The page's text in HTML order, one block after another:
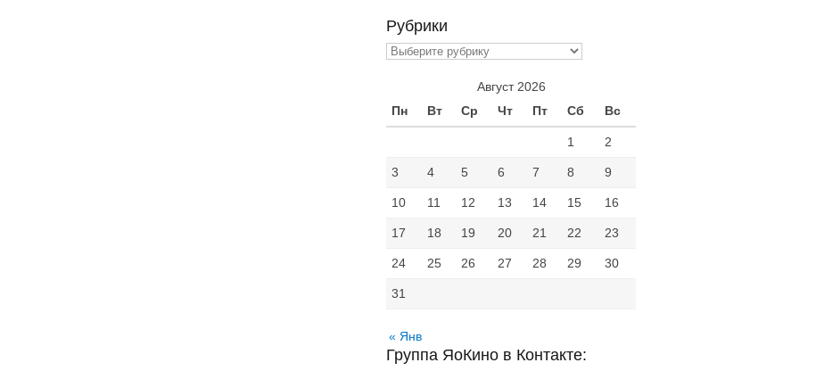
Рубрики
Рубрики
Август 2026
Пн
Вт Ср Чт Пт Сб Вс
1 2
3 4 5 6 7 8 9
10 11 12 13 14 15 16
17 18 19 20 21 22 23
24 25 26 27 28 29 30
31
« Янв
Группа ЯоКино в Контакте: